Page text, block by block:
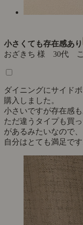
小さくても存在感あり
おざきち 様 30代 ご
ダイニングにサイド
購入しました。
小さいですが存在感
ただ違うタイプも買
があるみたいなので
自分はとても満足です